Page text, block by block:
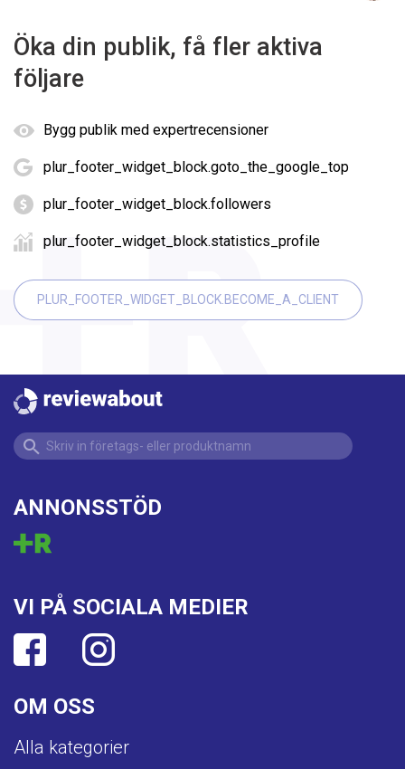
Öka din publik, få fler aktiva
följare
Bygg publik med expertrecensioner
plur_footer_widget_block.goto_the_google_top
plur_footer_widget_block.followers
plur_footer_widget_block.statistics_profile
PLUR_FOOTER_WIDGET_BLOCK.BECOME_A_CLIENT
OM OSS
Alla kategorier
ANNONSSTÖD
VI PÅ SOCIALA MEDIER